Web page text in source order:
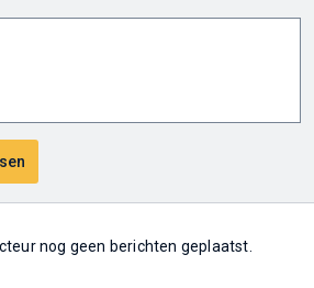
nog geen berichten geplaatst.